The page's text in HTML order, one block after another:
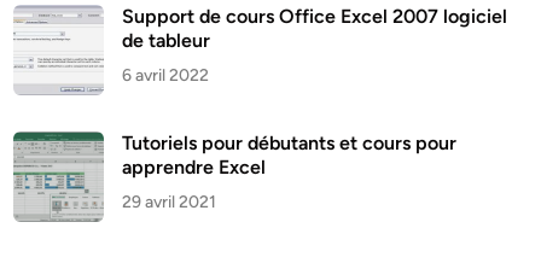
Support de cours Office Excel 2007 logiciel
de tableur
6 avril 2022
Tutoriels pour débutants et cours pour
apprendre Excel
29 avril 2021